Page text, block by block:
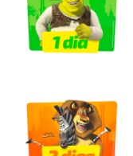
INFO
INFO